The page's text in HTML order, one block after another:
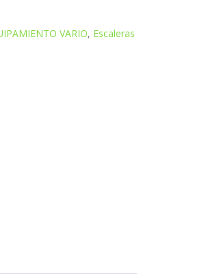
VARIO, Escaleras